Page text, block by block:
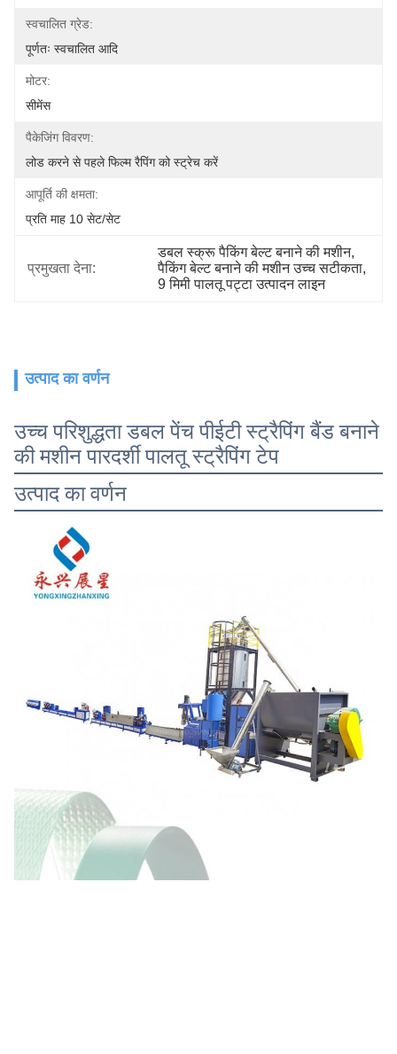
स्वचालित ग्रेड:
पूर्णतः स्वचालित आदि
मोटर:
सीमेंस
पैकेजिंग विवरण:
लोड करने से पहले फिल्म रैपिंग को स्ट्रेच करें
आपूर्ति की क्षमता:
प्रति माह 10 सेट/सेट
प्रमुखता देना:
डबल स्क्रू पैकिंग बेल्ट बनाने की मशीन,
पैकिंग बेल्ट बनाने की मशीन उच्च सटीकता
9 मिमी पालतू पट्टा उत्पादन लाइन
उत्पाद का वर्णन
उच्च परिशुद्धता डबल पेंच पीईटी स्ट्रैपिंग बैंड बनाने
की मशीन पारदर्शी पालतू स्ट्रैपिंग टेप
उत्पाद का वर्णन